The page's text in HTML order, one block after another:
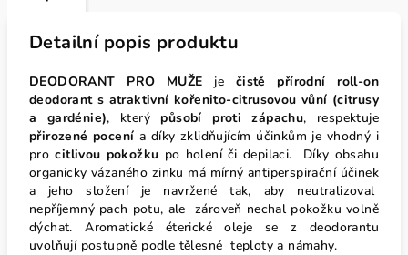
Detailní popis produktu
DEODORANT PRO MUŽE je čistě přírodní roll-on
deodorant s atraktivní kořenito-citrusovou vůní (citrusy
a gardénie), který působí proti zápachu, respektuje
přirozené pocení a díky zklidňujícím účinkům je vhodný i
procitlivou pokožku po holení či depilaci. Díky obsahu
organicky vázaného zinku má mírný antiperspirační účinek
a jeho složení je navržené tak, aby neutralizoval
nepříjemný pach potu, ale zároveň nechal pokožku volně
dýchat. Aromatické éterické oleje se z deodorantu
uvolňují postupně podle tělesné teploty a námahy.